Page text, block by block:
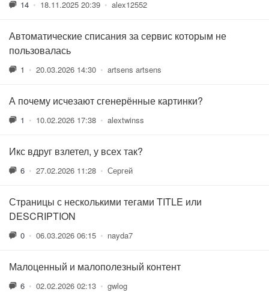
14 • 18.11.2025 20:39 • alex12552
Автоматические списания за сервис которым не
пользовалась
1 • 20.03.2026 14:30 • artsens artsens
А почему исчезают сгенерённые картинки?
1 • 10.02.2026 17:38 • alextwinss
Икс вдруг взлетел, у всех так?
6 • 27.02.2026 11:28 • Сергей
Страницы с несколькими тегами TITLE или
DESCRIPTION
0 • 06.03.2026 06:15 • nayda7
Малоценный и малополезный контент
6 • 02.02.2026 02:13 • gwlog